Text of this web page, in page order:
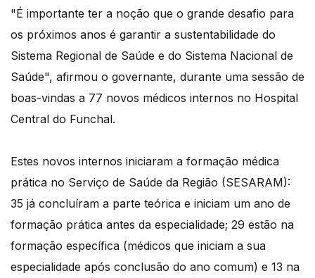
"É importante ter a noção que o grande desafio para
os próximos anos é garantir a sustentabilidade do
Sistema Regional de Saúde e do Sistema Nacional de
Saúde", afirmou o governante, durante uma sessão de
boas-vindas a 77 novos médicos internos no Hospital
Central do Funchal.
Estes novos internos iniciaram a formação médica
prática no Serviço de Saúde da Região (SESARAM):
35 já concluíram a parte teórica e iniciam um ano de
formação prática antes da especialidade; 29 estão na
formação específica (médicos que iniciam a sua
especialidade após conclusão do ano comum) e 13 na